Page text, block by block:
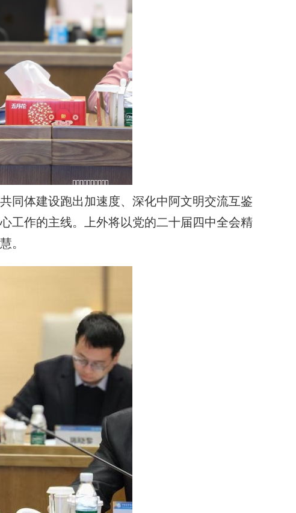
同体建设跑出加速度、深化中阿文明交流互鉴
工作的主线。上外将以党的二十届四中全会精
。